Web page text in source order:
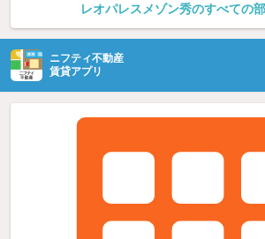
レオパレスメゾン秀のすべての
ニフティ不動産
賃貸アプリ